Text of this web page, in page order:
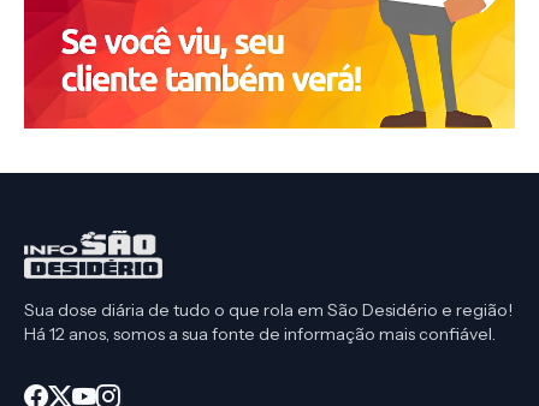
Sua dose diária de tudo o que rola em São Desidério e região!
Há 12 anos, somos a sua fonte de informação mais confiável.